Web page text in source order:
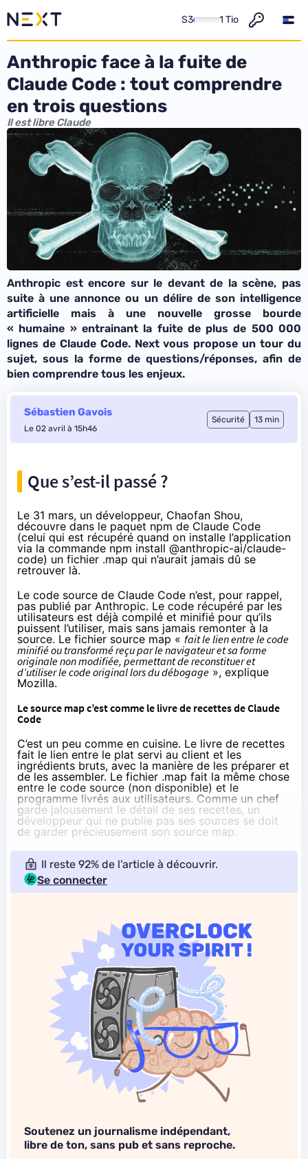
S3 1 Tio
Anthropic face à la fuite de
Claude Code : tout comprendre
en trois questions
Il est libre Claude
Anthropic est encore sur le devant de la scène, pas
suite à une annonce ou un délire de son intelligence
artificielle mais à une nouvelle grosse bourde
« humaine » entrainant la fuite de plus de 500 000
lignes de Claude Code. Next vous propose un tour du
sujet, sous la forme de questions/réponses, afin de
bien comprendre tous les enjeux.
Sébastien Gavois
Le 02 avril à 15h46
Sécurité 13 min
Que s’est-il passé ?
Le 31 mars, un développeur, Chaofan Shou,
découvre dans le paquet npm de Claude Code
(celui qui est récupéré quand on installe l’application
via la commande npm install @anthropic-ai/claude-
code) un fichier .map qui n’aurait jamais dû se
retrouver là.
Le code source de Claude Code n’est, pour rappel,
pas publié par Anthropic. Le code récupéré par les
utilisateurs est déjà compilé et minifié pour qu’ils
puissent l’utiliser, mais sans jamais remonter à la
source. Le fichier source map « fait le lien entre le code
minifié ou transformé reçu par le navigateur et sa forme
originale non modifiée, permettant de reconstituer et
d’utiliser le code original lors du débogage », explique
Mozilla.
Le source map c’est comme le livre de recettes de Claude
Code
C’est un peu comme en cuisine. Le livre de recettes
fait le lien entre le plat servi au client et les
ingrédients bruts, avec la manière de les préparer et
de les assembler. Le fichier .map fait la même chose
entre le code source (non disponible) et le
programme livrés aux utilisateurs. Comme un chef
garde jalousement le détail de ses recettes, un
développeur qui ne publie pas ses sources se doit
de garder précieusement son source map.
Il reste 92% de l'article à découvrir.
Se connecter
Soutenez un journalisme indépendant,
libre de ton, sans pub et sans reproche.